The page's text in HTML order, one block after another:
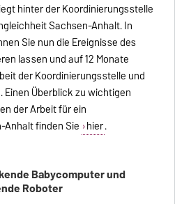
hinter der Koordinierungsstelle
Sachsen-Anhalt. In
Sie nun die Ereignisse des
lassen und auf 12 Monate
der Koordinierungsstelle und
Überblick zu wichtigen
der Arbeit für ein
finden Sie hier.
Babycomputer und
Roboter